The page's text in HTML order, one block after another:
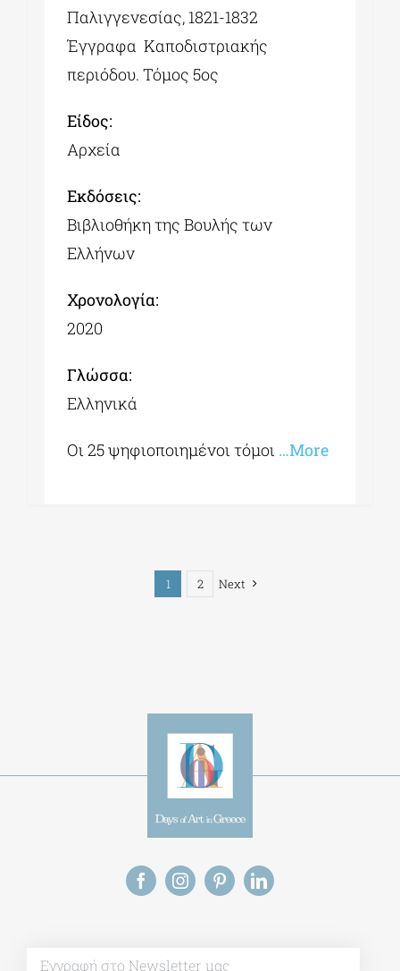
Παλιγγενεσίας, 1821-1832
Έγγραφα Καποδιστριακής
περιόδου. Τόμος 5ος
Είδος:
Αρχεία
Εκδόσεις:
Βιβλιοθήκη της Βουλής των
Ελλήνων
Χρονολογία:
2020
Γλώσσα:
Ελληνικά
Οι 25 ψηφιοποιημένοι τόμοι …More
1 2 Next